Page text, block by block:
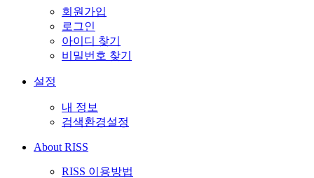
회원가입
로그인
아이디 찾기
비밀번호 찾기
설정
내 정보
검색환경설정
About RISS
RISS 이용방법